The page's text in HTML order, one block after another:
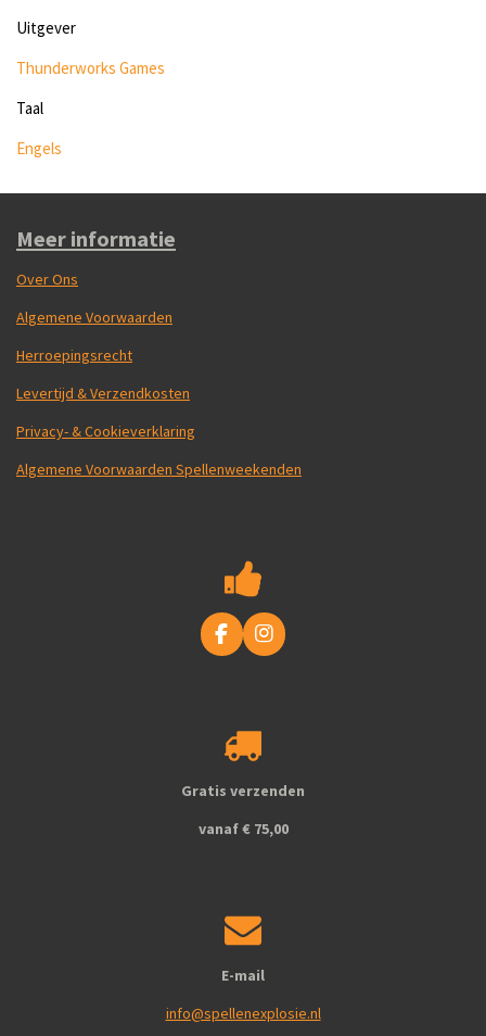
Uitgever
Thunderworks Games
Taal
Engels
Meer informatie
Over Ons
Algemene Voorwaarden
Herroepingsrecht
Levertijd & Verzendkosten
Privacy- & Cookieverklaring
Algemene Voorwaarden Spellenweekenden
F
a
o
o
I
n
m
Gratis verzenden
vanaf € 75,00
E-mail
info@spellenexplosie.nl